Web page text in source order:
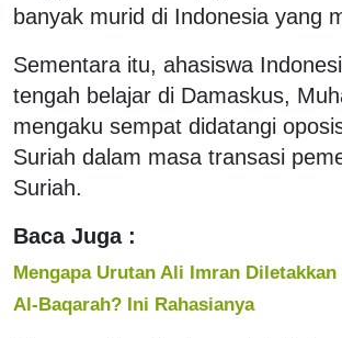
banyak murid di Indonesia yang
Sementara itu, ahasiswa
tengah belajar di Damaskus,
mengaku sempat didatangi
Suriah dalam masa transasi
Suriah.
Baca Juga :
Mengapa Urutan Ali Imran
Al-Baqarah? Ini Rahasianya